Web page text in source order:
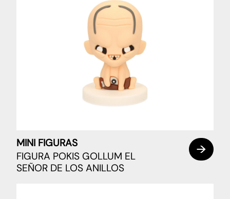
MINI FIGURAS
FIGURA POKIS GOLLUM EL
SEÑOR DE LOS ANILLOS